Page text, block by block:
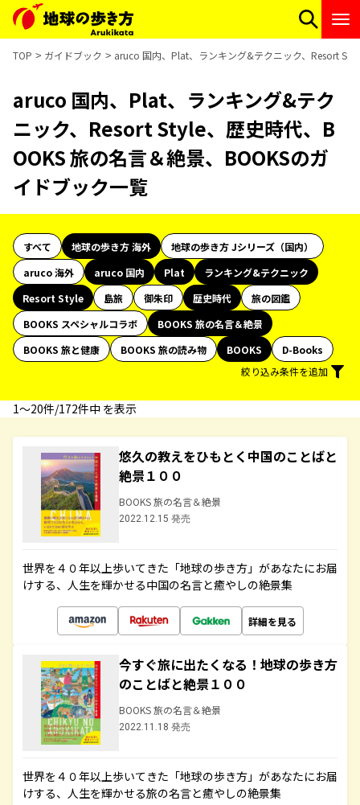
TOP ガイドブック aruco 国内、Plat、ランキング&テクニック、Resort
aruco 国内、Plat、ランキング&テク
ニック、Resort Style、歴史時代、B
OOKS 旅の名言＆絶景、BOOKSのガ
イドブック一覧
すべて 地球の歩き方 海外
地球の歩き方 Jシリーズ（国内）
aruco 海外
aruco 国内 Plat
ランキング&テクニック
Resort Style
島旅 御朱印 歴史時代
旅の図鑑
BOOKS スペシャルコラボ
BOOKS 旅の名言＆絶景
BOOKS 旅と健康
BOOKS 旅の読み物 BOOKS
D-Books
絞り込み条件を追加
1〜20件/172件中 を表示
悠久の教えをひもとく中国のことばと
絶景１００
BOOKS 旅の名言＆絶景
2022.12.15 発売
世界を４０年以上歩いてきた「地球の歩き方」があなたにお届
けする、人生を輝かせる中国の名言と癒やしの絶景集
詳細を見る
今すぐ旅に出たくなる！地球の歩き方
のことばと絶景１００
BOOKS 旅の名言＆絶景
2022.11.18 発売
世界を４０年以上歩いてきた「地球の歩き方」があなたにお届
けする、人生を輝かせる旅の名言と癒やしの絶景集